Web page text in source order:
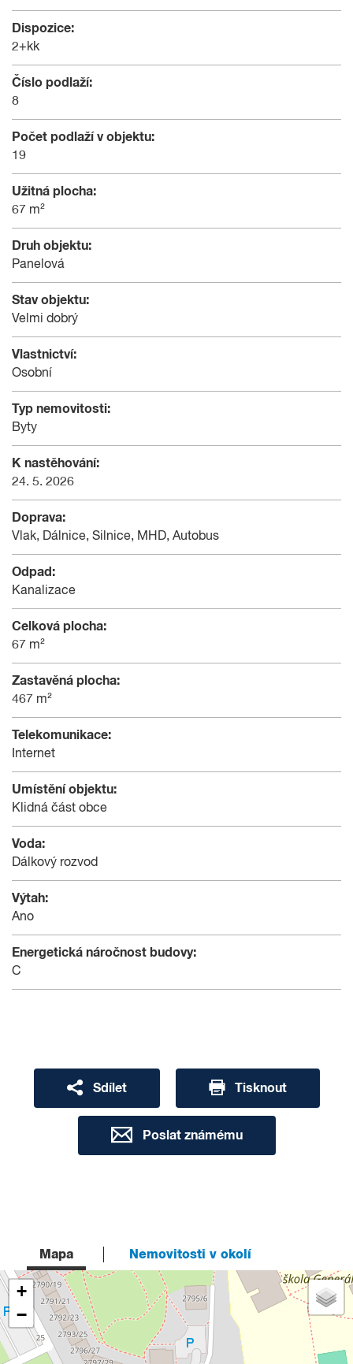
Dispozice:
2+kk
Číslo podlaží:
8
Počet podlaží v objektu:
19
Užitná plocha:
67 m²
Druh objektu:
Panelová
Stav objektu:
Velmi dobrý
Vlastnictví:
Osobní
Typ nemovitosti:
Byty
K nastěhování:
24. 5. 2026
Doprava:
Vlak, Dálnice, Silnice, MHD, Autobus
Odpad:
Kanalizace
Celková plocha:
67 m²
Zastavěná plocha:
467 m²
Telekomunikace:
Internet
Umístění objektu:
Klidná část obce
Voda:
Dálkový rozvod
Výtah:
Ano
Energetická náročnost budovy:
C
Sdílet Tisknout
Poslat známému
Mapa Nemovitosti v okolí
+
−